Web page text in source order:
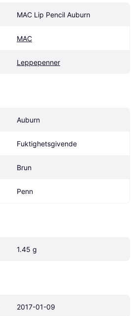
MAC Lip Pencil Auburn
MAC
Leppepenner
Auburn
Fuktighetsgivende
Brun
Penn
1.45 g
2017-01-09